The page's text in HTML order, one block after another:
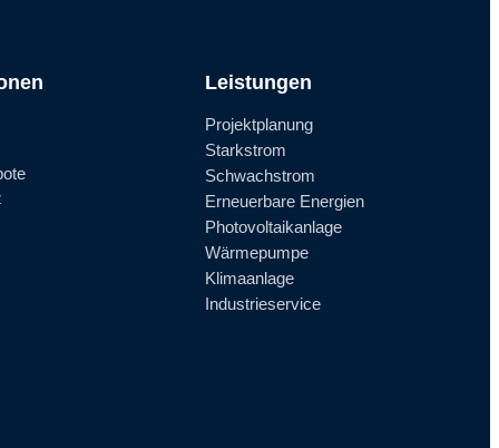
Leistungen
Projektplanung
Starkstrom
Schwachstrom
Erneuerbare Energien
Photovoltaikanlage
Wärmepumpe
Klimaanlage
Industrieservice